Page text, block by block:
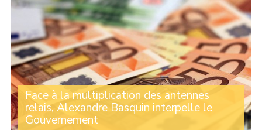
Face à la multiplication des antennes
relais, Alexandre Basquin interpelle le
Gouvernement